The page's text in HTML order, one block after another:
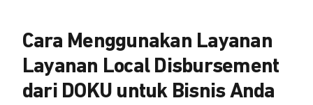
Cara Menggunakan Layanan
Layanan Local Disbursement
dari DOKU untuk Bisnis Anda